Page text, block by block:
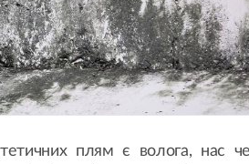
плям є волога, нас